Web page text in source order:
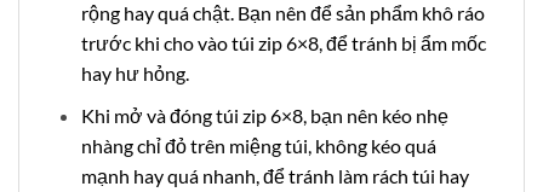
rộng hay quá chật. Bạn nên để sản phẩm khô ráo
trước khi cho vào túi zip 6×8, để tránh bị ẩm mốc
hay hư hỏng.
Khi mở và đóng túi zip 6×8, bạn nên kéo nhẹ
nhàng chỉ đỏ trên miệng túi, không kéo quá
mạnh hay quá nhanh, để tránh làm rách túi hay